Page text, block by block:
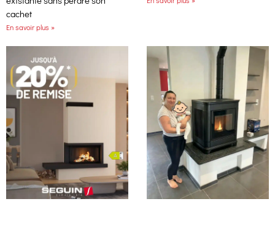
cachet
En savoir plus »